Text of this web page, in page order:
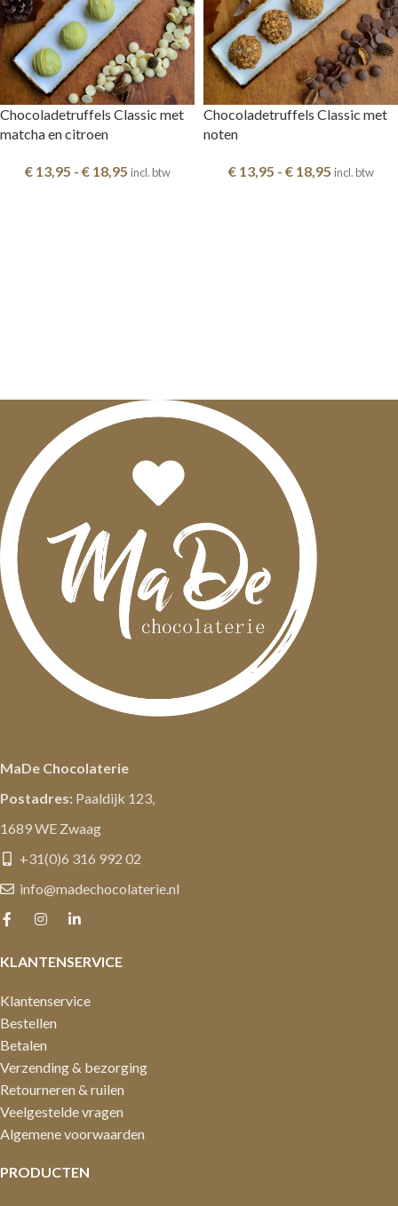
Chocoladetruffels Classic met
matcha en citroen
€13,95 - €18,95 incl. btw
Chocoladetruffels Classic met
noten
€13,95 - €18,95 incl. btw
MaDe Chocolaterie
Postadres: Paaldijk 123,
1689 WE Zwaag
+31(0)6 316 992 02
info@madechocolaterie.nl
KLANTENSERVICE
Klantenservice
Bestellen
Betalen
Verzending & bezorging
Retourneren & ruilen
Veelgestelde vragen
Algemene voorwaarden
PRODUCTEN